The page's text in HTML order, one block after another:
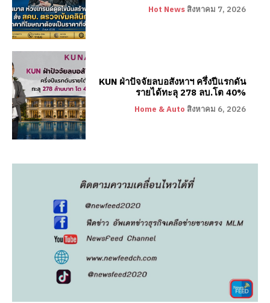
Hot News สิงหาคม 7, 2026
KUN ฝ่าปัจจัยลบอสังหาฯ ครึ่งปีแรกดัน
รายได้ทะลุ 278 ลบ.โต 40%
Home & Auto สิงหาคม 6, 2026